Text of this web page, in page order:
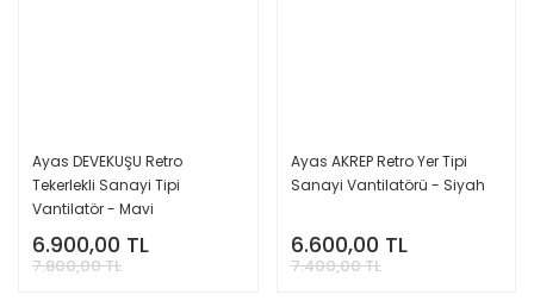
Ayas DEVEKUŞU Retro
Tekerlekli Sanayi Tipi
Vantilatör - Mavi
6.900,00 TL
7.800,00 TL
Ayas AKREP Retro Yer Tipi
Sanayi Vantilatörü - Siyah
6.600,00 TL
7.400,00 TL